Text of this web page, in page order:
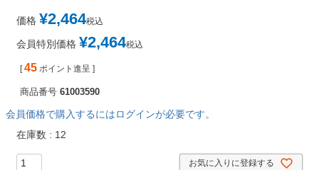
価格 ¥2,464税込
会員特別価格 ¥2,464税込
[ 45 ポイント進呈 ]
商品番号 61003590
会員価格で購入するにはログインが必要です。
在庫数
12
お気に入りに登録する